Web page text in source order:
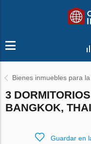
Bienes inmuebles para
3
BANGKOK,
Guardar en